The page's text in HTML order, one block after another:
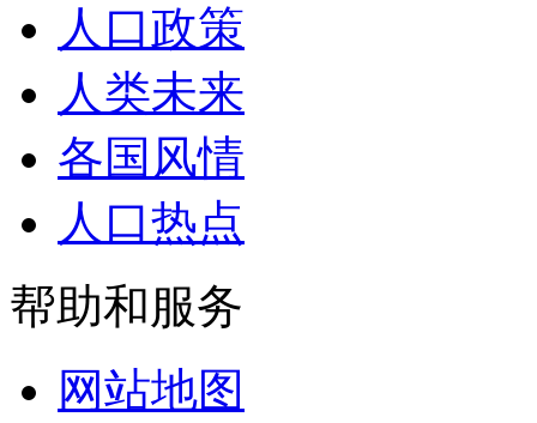
人口政策
人类未来
各国风情
人口热点
帮助和服务
网站地图